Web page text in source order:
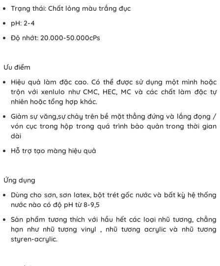
Trạng thái: Chất lỏng màu trắng đục
pH: 2-4
Độ nhớt: 20.000-50.000cPs
Ưu điểm
Hiệu quả làm đặc cao. Có thể được sử dụng một mình hoặc
trộn với xenlulo như CMC, HEC, MC và các chất làm đặc tự
nhiên hoặc tổng hợp khác.
Giảm sự văng,sự chảy trên bề mặt thẳng đứng và lắng đọng /
vón cục trong hộp trong quá trình bảo quản trong thời gian
dài
Hỗ trợ tạo màng hiệu quả
Ứng dụng
Dùng cho sơn, sơn latex, bột trét gốc nước và bất kỳ hệ thống
nước nào có độ pH từ 8-9,5
Sản phẩm tương thích với hầu hết các loại nhũ tương, chẳng
hạn như nhũ tương vinyl , nhũ tương acrylic và nhũ tương
styren-acrylic.